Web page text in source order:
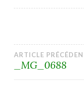
ARTICLE
_MG_0688